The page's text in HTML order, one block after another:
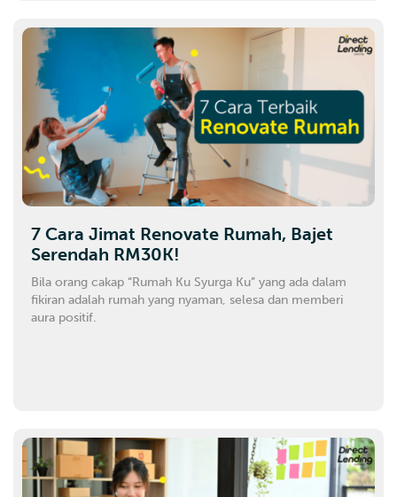
7 Cara Jimat Renovate Rumah, Bajet
Serendah RM30K!
Bila orang cakap “Rumah Ku Syurga Ku” yang ada dalam
fikiran adalah rumah yang nyaman, selesa dan memberi
aura positif.